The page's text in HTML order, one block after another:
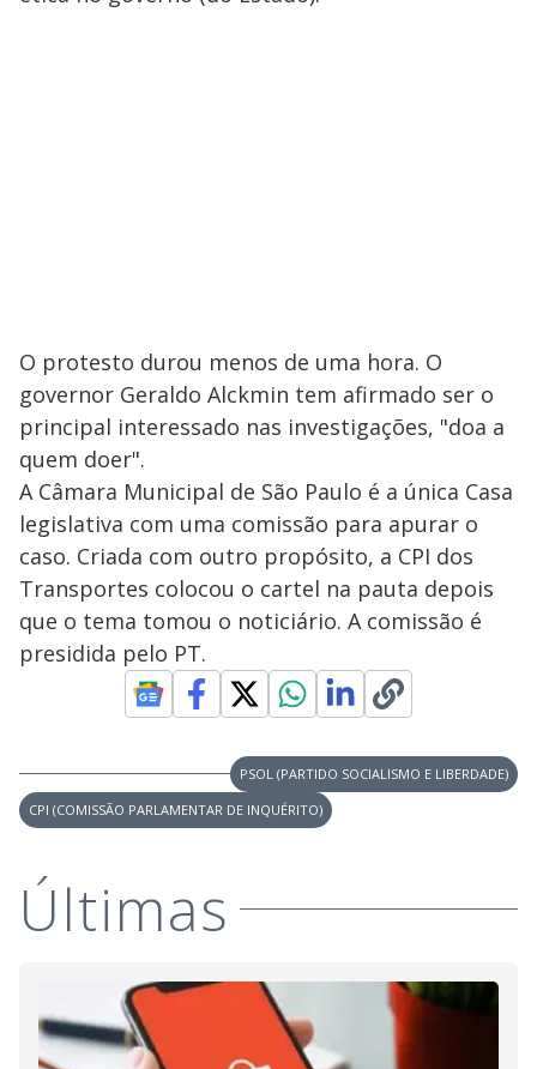
O protesto durou menos de uma hora. O
governor Geraldo Alckmin tem afirmado ser o
principal interessado nas investigações, "doa a
quem doer".
A Câmara Municipal de São Paulo é a única Casa
legislativa com uma comissão para apurar o
caso. Criada com outro propósito, a CPI dos
Transportes colocou o cartel na pauta depois
que o tema tomou o noticiário. A comissão é
presidida pelo PT.
PSOL (PARTIDO SOCIALISMO E LIBERDADE)
CPI (COMISSÃO PARLAMENTAR DE INQUÉRITO)
Últimas